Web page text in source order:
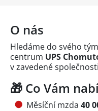
O nás
Hledáme do svého
centrum UPS
v zavedené
🎁 Co Vám
Měsíční mzda 40